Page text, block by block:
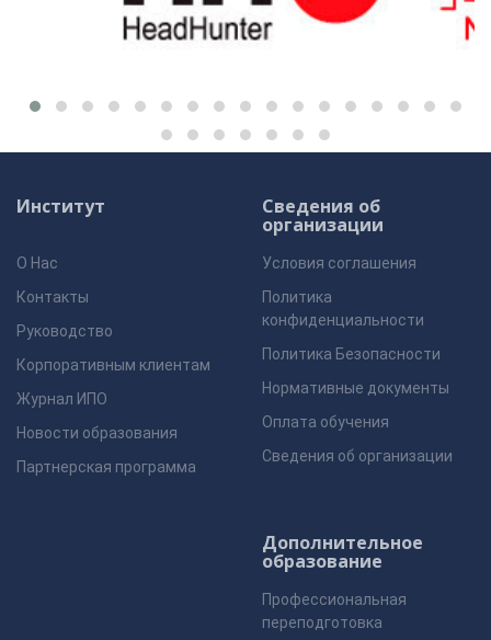
Институт
О Нас
Контакты
Руководство
Корпоративным клиентам
Журнал ИПО
Новости образования
Партнерская программа
Сведения об
организации
Условия соглашения
Политика
конфиденциальности
Политика Безопасности
Нормативные документы
Оплата обучения
Сведения об организации
Дополнительное
образование
Профессиональная
переподготовка